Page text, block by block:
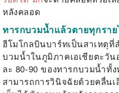
หลังคลอด
ทารกบวมน้ำแล้วตายทุกรา
ฮีโมโกลบินบาร์ทเป็นสาเหตุ
บวมน้ำในภูมิภาคเอเชียตะวัน
ละ 80-90 ของทารกบวมน้ำทั้
สามารถการวินิจฉัยด้วยคลื่น